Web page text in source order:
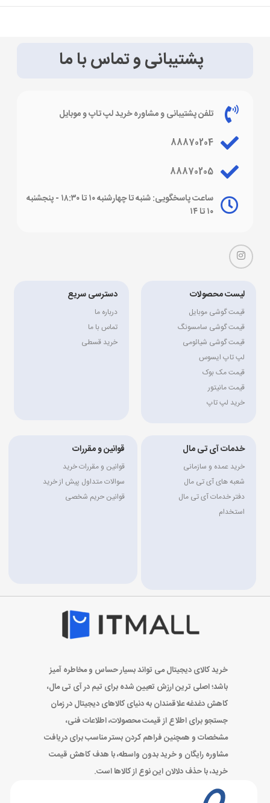
پشتیبانی و تماس با ما
تلفن پشتیبانی و مشاوره خرید لپ تاپ و موبایل
88870204
88870205
ساعت پاسخگویی: شنبه تا چهارشنبه ۱۰ تا ۱۸:۳۰ - پنجشنبه
۱۰ تا ۱۴
لیست محصولات
قیمت گوشی موبایل
قیمت گوشی سامسونگ
قیمت گوشی شیائومی
لپ تاپ ایسوس
قیمت مک بوک
قیمت مانیتور
خرید لپ تاپ
دسترسی سریع
درباره ما
تماس با ما
خرید قسطی
خدمات آی تی مال
خرید عمده و سازمانی
شعبه های آی تی مال
دفتر خدمات آی تی مال
استخدام
قوانین و مقررات
قوانین و مقررات خرید
سوالات متداول پیش از خرید
قوانین حریم شخصی
خرید کالای دیجیتال می تواند بسیار حساس و مخاطره آمیز
باشد؛ اصلی ترین ارزش تعیین شده برای تیم در آی تی مال،
کاهش دغدغه علاقمندان به دنیای کالاهای دیجیتال در زمان
جستجو برای اطلاع از قیمت محصولات، اطلاعات فنی،
مشخصات و همچنین فراهم کردن بستر مناسب برای دریافت
مشاوره رایگان و خرید بدون واسطه، با هدف کاهش قیمت
خرید، با حذف دلالان این نوع از کالاها است.